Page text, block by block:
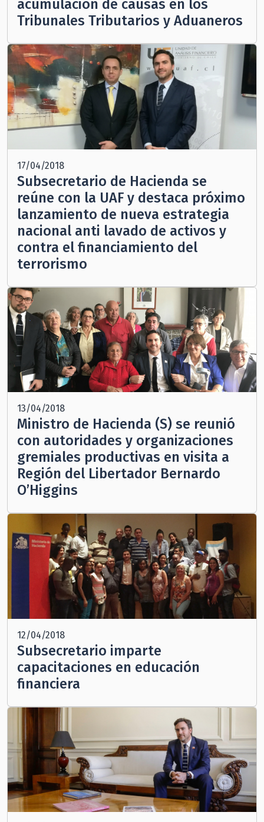
acumulación de causas en los
Tribunales Tributarios y Aduaneros
17/04/2018
Subsecretario de Hacienda se
reúne con la UAF y destaca próximo
lanzamiento de nueva estrategia
nacional anti lavado de activos y
contra el financiamiento del
terrorismo
13/04/2018
Ministro de Hacienda (S) se reunió
con autoridades y organizaciones
gremiales productivas en visita a
Región del Libertador Bernardo
O’Higgins
12/04/2018
Subsecretario imparte
capacitaciones en educación
financiera